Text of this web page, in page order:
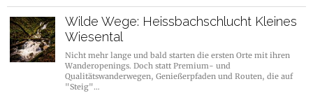
Wilde Wege: Heissbachschlucht Kleines
Wiesental
Nicht mehr lange und bald starten die ersten Orte mit ihren
Wanderopenings. Doch statt Premium- und
Qualitätswanderwegen, Genießerpfaden und Routen, die auf
"Steig"…